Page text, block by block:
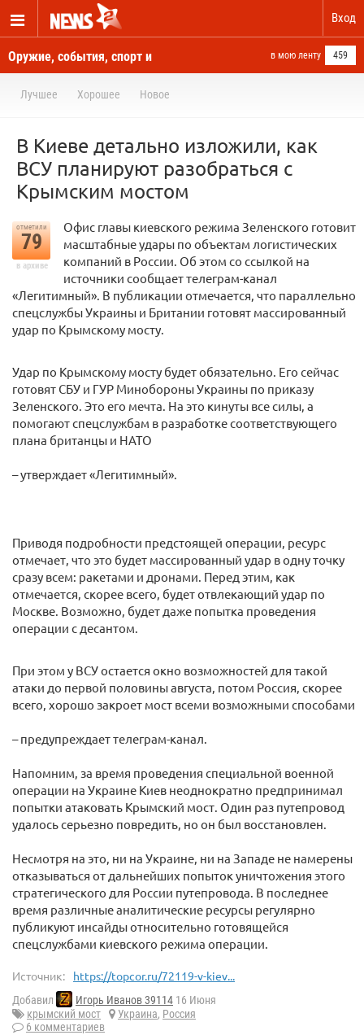
Вход
Оружие, события, спорт и
новости отовсюду
в мою ленту 459
Лучшее Хорошее Новое
В Киеве детально изложили, как
ВСУ планируют разобраться с
Крымским мостом
отметили
79
в архиве
Офис главы киевского режима Зеленского готовит
масштабные удары по объектам логистических
компаний в России. Об этом со ссылкой на
источники сообщает телеграм-канал
«Легитимный». В публикации отмечается, что параллельно
спецслужбы Украины и Британии готовят массированный
удар по Крымскому мосту.
Удар по Крымскому мосту будет обязательно. Его сейчас
готовят СБУ и ГУР Минобороны Украины по приказу
Зеленского. Это его мечта. На это кинуты все силы, а
помогают спецслужбам в разработке соответствующего
плана британцы и НАТО
– утверждает «Легитимный».
Приводя подробности предстоящей операции, ресурс
отмечает, что это будет массированный удар в одну точку
сразу всем: ракетами и дронами. Перед этим, как
отмечается, скорее всего, будет отвлекающий удар по
Москве. Возможно, будет даже попытка проведения
операции с десантом.
При этом у ВСУ остается окно возможностей для такой
атаки до первой половины августа, потом Россия, скорее
всего, хорошо закроет мост всеми возможными способами
– предупреждает телеграм-канал.
Напомним, за время проведения специальной военной
операции на Украине Киев неоднократно предпринимал
попытки атаковать Крымский мост. Один раз путепровод
удалось серьезно повредить, но он был восстановлен.
Несмотря на это, ни на Украине, ни на Западе не намерены
отказываться от дальнейших попыток уничтожения этого
стратегического для России путепровода. В последнее
время различные аналитические ресурсы регулярно
публикуют инсайды относительно готовящейся
спецслужбами киевского режима операции.
Источник: https://topcor.ru/72119-v-kiev...
Добавил Игорь Иванов 39114 16 Июня
крымский мост
Украина, Россия
6 комментариев